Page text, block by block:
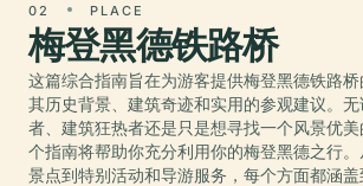
02 PLACE
梅登黑德铁路桥
这篇综合指南旨在为游客提供梅登黑德铁路
其历史背景、建筑奇迹和实用的参观建议。
者、建筑狂热者还是只是想寻找一个风景优
个指南将帮助你充分利用你的梅登黑德之行
景点到特别活动和导游服务，每个方面都涵